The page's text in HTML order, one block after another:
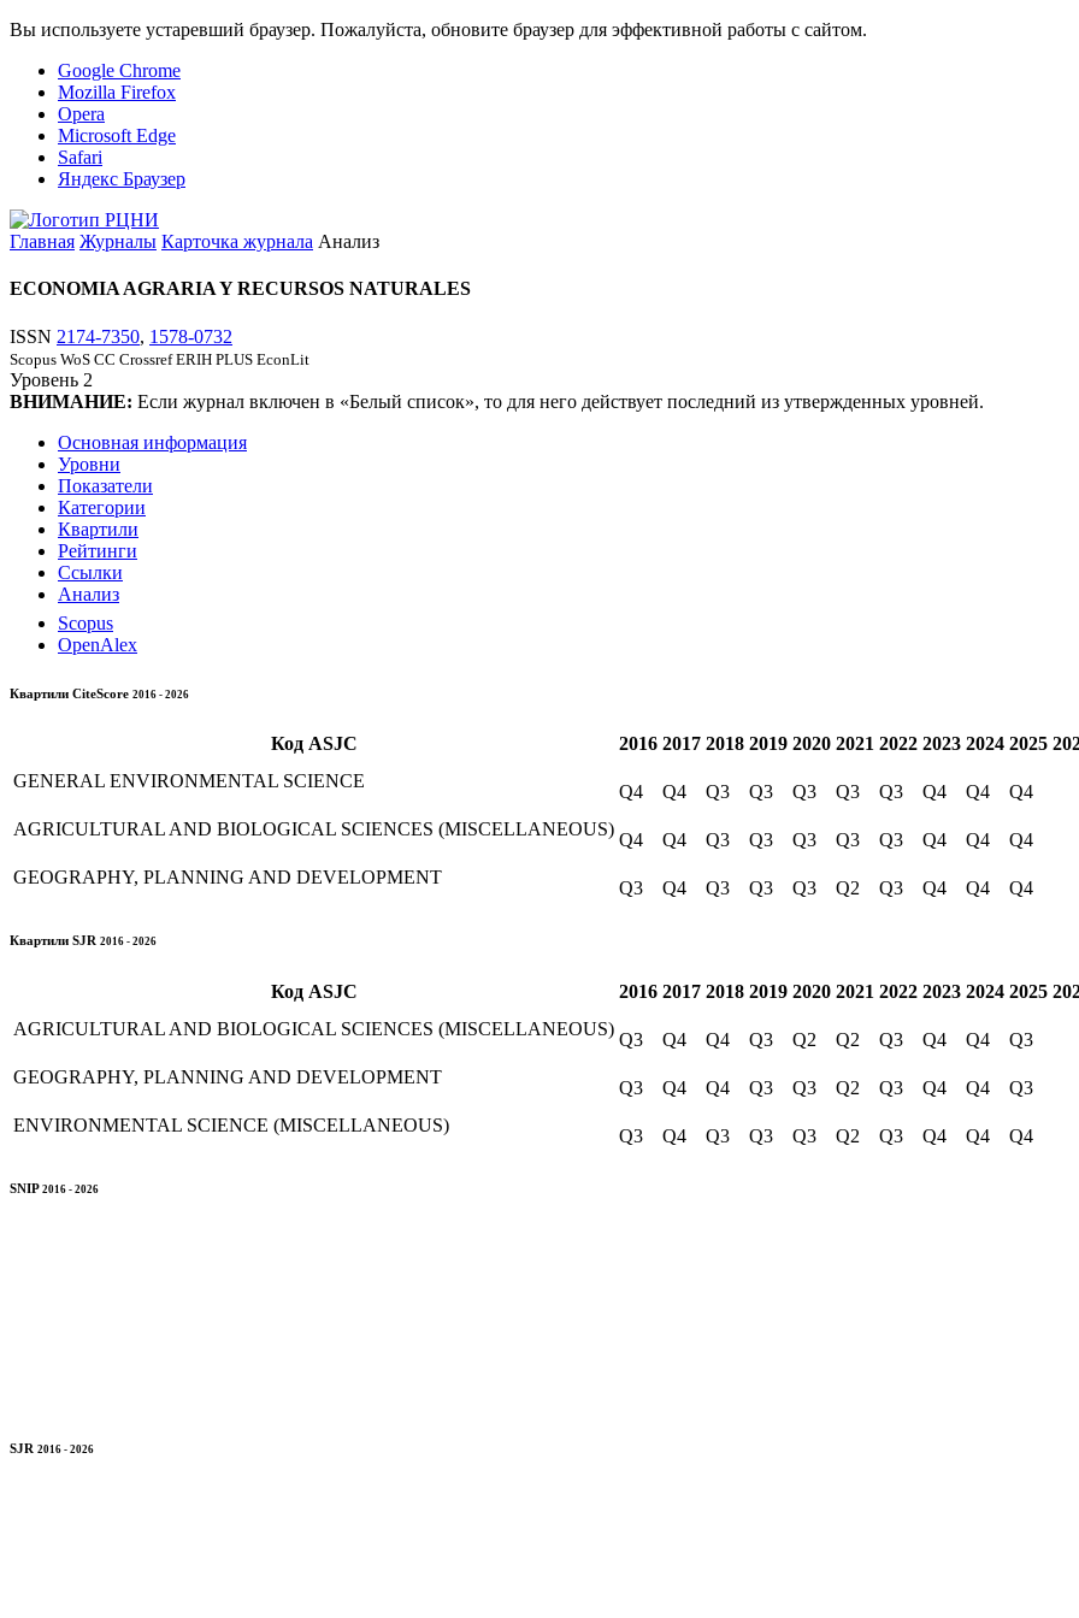
Вы используете устаревший браузер. Пожалуйста, обновите браузер для эффективной работы с сайтом.
Google Chrome
Mozilla Firefox
Opera
Microsoft Edge
Safari
Яндекс Браузер
Главная Журналы Карточка журнала Анализ
ECONOMIA AGRARIA Y RECURSOS NATURALES
ISSN 2174-7350, 1578-0732
Scopus WoS CC Crossref ERIH PLUS EconLit
Уровень 2
ВНИМАНИЕ: Если журнал включен в «Белый список», то для него действует последний из утвержденных уровней.
Основная информация
Уровни
Показатели
Категории
Квартили
Рейтинги
Ссылки
Анализ
Scopus
OpenAlex
Квартили CiteScore 2016 - 2026
Код ASJC 2016 2017 2018 2019 2020 2021 2022 2023 2024 2025
GENERAL ENVIRONMENTAL SCIENCE
Q4 Q4 Q3 Q3 Q3 Q3 Q3 Q4 Q4
Q4
AGRICULTURAL AND BIOLOGICAL SCIENCES (MISCELLANEOUS)
Q4 Q4 Q3 Q3 Q3 Q3 Q3 Q4 Q4
Q4
GEOGRAPHY, PLANNING AND DEVELOPMENT
Q3 Q4 Q3 Q3 Q3 Q2 Q3 Q4 Q4 Q4
Квартили SJR 2016 - 2026
Код ASJC 2016 2017 2018 2019 2020 2021 2022 2023 2024 2025
AGRICULTURAL AND BIOLOGICAL SCIENCES (MISCELLANEOUS)
Q3 Q4 Q4 Q3 Q2 Q2 Q3 Q4 Q4
Q3
GEOGRAPHY, PLANNING AND DEVELOPMENT
Q3 Q4 Q4 Q3 Q3 Q2 Q3 Q4 Q4
Q3
ENVIRONMENTAL SCIENCE (MISCELLANEOUS)
Q3 Q4 Q3 Q3 Q3 Q2 Q3 Q4 Q4 Q4
SNIP 2016 - 2026
SJR 2016 - 2026